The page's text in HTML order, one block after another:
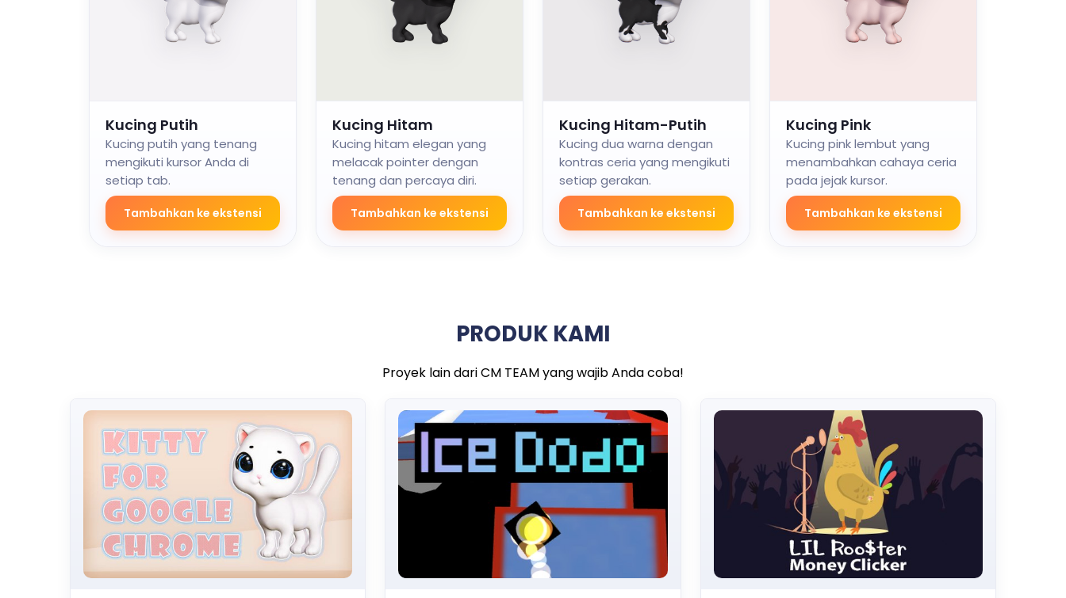
Kucing Putih
Kucing putih yang tenang
mengikuti kursor Anda di
setiap tab.
Tambahkan ke ekstensi
Kucing Hitam
Kucing hitam elegan yang
melacak pointer dengan
tenang dan percaya diri.
Tambahkan ke ekstensi
Kucing Hitam-Putih
Kucing dua warna dengan
kontras ceria yang mengikuti
setiap gerakan.
Tambahkan ke ekstensi
Kucing Pink
Kucing pink lembut yang
menambahkan cahaya ceria
pada jejak kursor.
Tambahkan ke ekstensi
PRODUK KAMI
Proyek lain dari CM TEAM yang wajib Anda coba!